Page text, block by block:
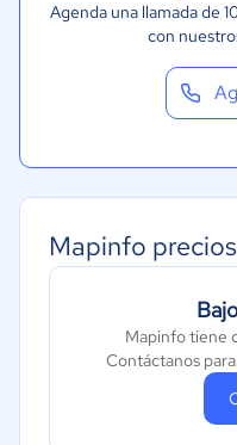
Agenda una llamada de
con
Mapinfo
Mapinfo tiene
Contáctanos